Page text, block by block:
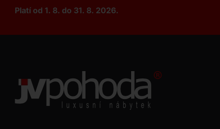
Platí od 1. 8. do 31. 8. 2026.